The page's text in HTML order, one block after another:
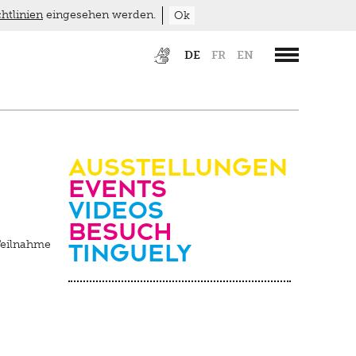
DE FR EN
Ausstellungen
Events
Videos
Besuch
Tinguely
eingesehen werden. Ok